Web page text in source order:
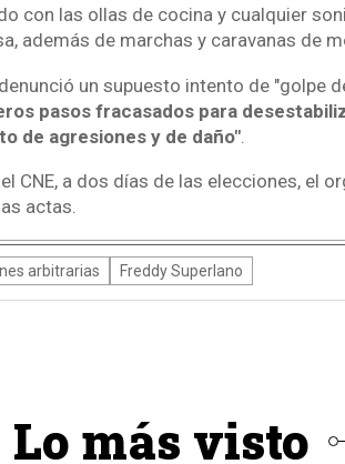
con las ollas de cocina y cualquier
además de marchas y caravanas de
un supuesto intento de "golpe
pasos fracasados para
de agresiones y de daño".
CNE, a dos días de las elecciones, el
actas.
arbitrarias Freddy Superlano
Lo más visto